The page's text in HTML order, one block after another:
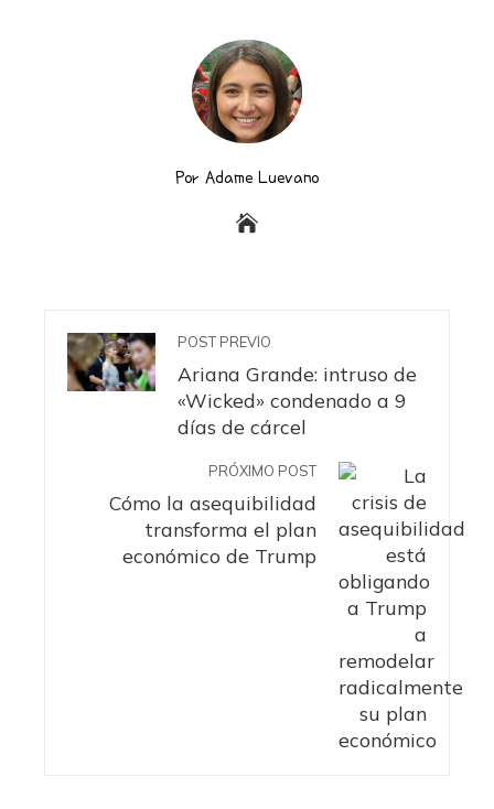
Por Adame Luevano
POST PREVIO
Ariana Grande: intruso de
«Wicked» condenado a 9
días de cárcel
PRÓXIMO POST
Cómo la asequibilidad
transforma el plan
económico de Trump